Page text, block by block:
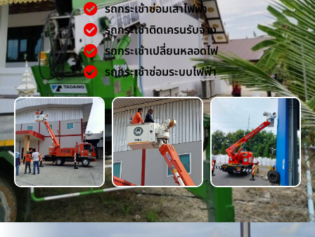
รถกระเช้าซ่อมเสาไฟฟ้า
รถกระเช้าติดเครนรับจ้าง
รถกระเช้าเปลี่ยนหลอดไฟ
รถกระเช้าซ่อมระบบไฟฟ้า